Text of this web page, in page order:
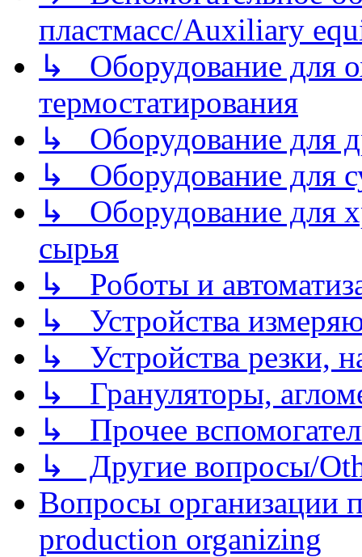
пластмасс/Auxiliary
↳ Оборудование для
термостатирования
↳ Оборудование для
↳ Оборудование для
↳ Оборудование для
сырья
↳ Роботы и
↳ Устройства
↳ Устройства резки,
↳ Грануляторы,
↳ Прочее
↳ Другие вопросы/
Вопросы организации
production organizing